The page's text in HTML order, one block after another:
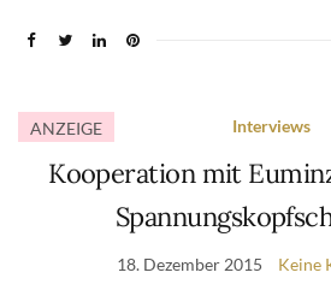
ANZEIGE Interviews
Kooperation mit
18. Dezember 2015 Keine